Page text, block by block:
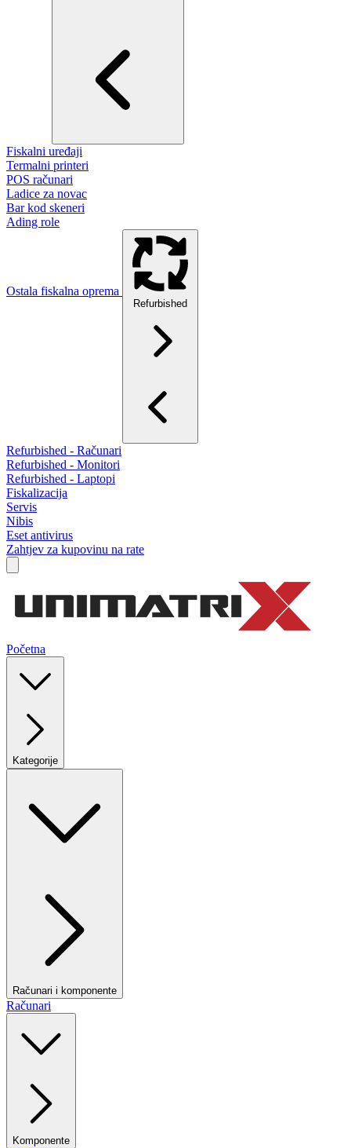
Fiskalni uređaji
Termalni printeri
POS računari
Ladice za novac
Bar kod skeneri
Ading role
Ostala fiskalna oprema
Refurbished
Refurbished - Računari
Refurbished - Monitori
Refurbished - Laptopi
Fiskalizacija
Servis
Nibis
Eset antivirus
Zahtjev za kupovinu na rate
Početna
Kategorije
Računari i komponente
Računari
Komponente